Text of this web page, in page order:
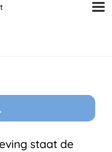
staat de